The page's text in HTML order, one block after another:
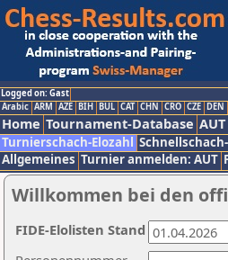
Logged on: Gast
Arabic ARM AZE BIH BUL CAT CHN CRO CZE DEN
Home Tournament-Database
Turnierschach-Elozahl
Allgemeines Turnier anmelden: AUT
Willkommen bei den
FIDE-Elolisten Stand